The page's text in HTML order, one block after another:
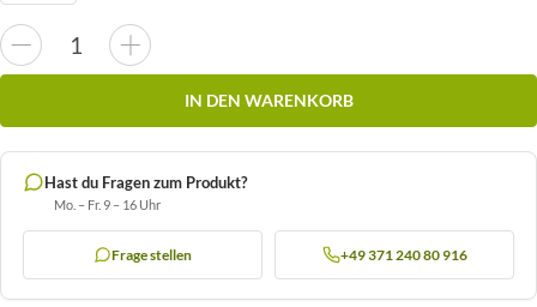
IN DEN WARENKORB
Hast du Fragen zum Produkt?
Mo. – Fr. 9 – 16 Uhr
Frage stellen +49 371 240 80 916